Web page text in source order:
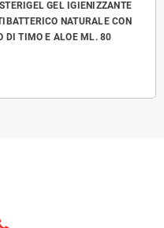
GEL IGIENIZZANTE
NATURALE CON
DI TIMO E ALOE ML. 80